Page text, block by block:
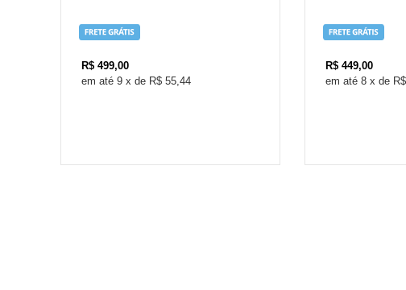
R$ 499,00
9 x de R$ 55,44
R$ 449,00
8 x de